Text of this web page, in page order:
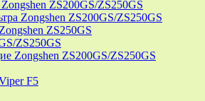
ZS200GS/ZS250GS
Zongshen ZS200GS/ZS250GS
ZS250GS
ZS250GS
Zongshen ZS200GS/ZS250GS
F5